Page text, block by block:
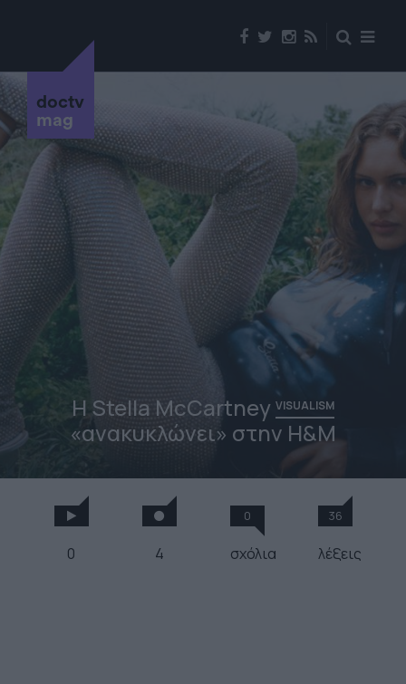
doctv
mag
Η Stella McCartney VISUALISM
«ανακυκλώνει» στην H&M
0 4
0
σχόλια
36
λέξεις